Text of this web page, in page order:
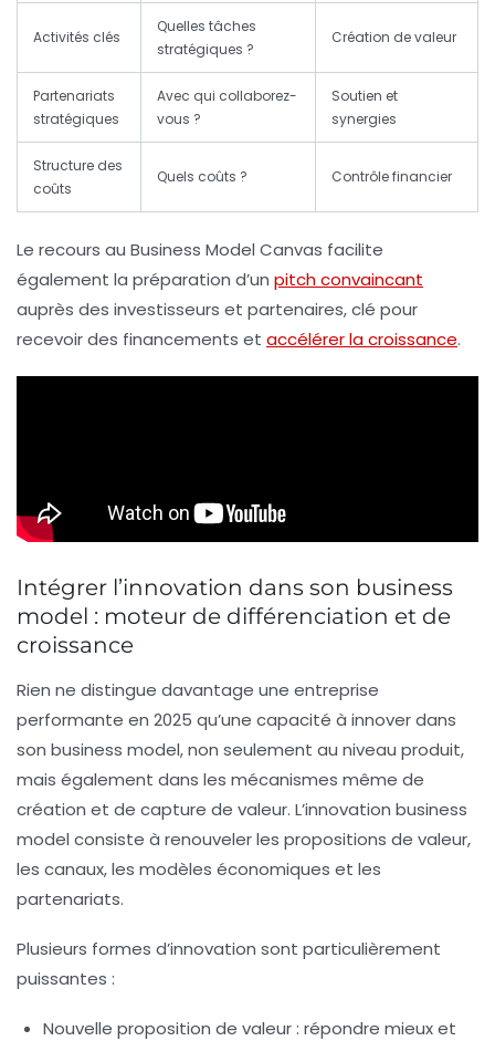
Activités clés
Quelles tâches
stratégiques ?
Création de valeur
Partenariats
stratégiques
Avec qui collaborez-
vous ?
Soutien et
synergies
Structure des
coûts
Quels coûts ? Contrôle financier
Le recours au Business Model Canvas facilite
également la préparation d’un pitch convaincant
auprès des investisseurs et partenaires, clé pour
recevoir des financements et accélérer la croissance.
Intégrer l’innovation dans son business
model : moteur de différenciation et de
croissance
Rien ne distingue davantage une entreprise
performante en 2025 qu’une capacité à innover dans
son business model, non seulement au niveau produit,
mais également dans les mécanismes même de
création et de capture de valeur. L’innovation business
model consiste à renouveler les propositions de valeur,
les canaux, les modèles économiques et les
partenariats.
Plusieurs formes d’innovation sont particulièrement
puissantes :
Nouvelle proposition de valeur: répondre mieux et